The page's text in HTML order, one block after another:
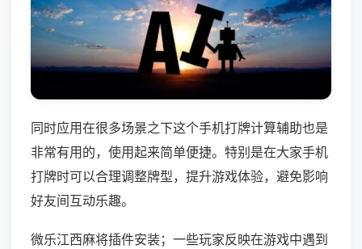
同时应用在很多场景之下这个手机打牌计算辅助也是
非常有用的，使用起来简单便捷。特别是在大家手机
打牌时可以合理调整牌型，提升游戏体验，避免影响
好友间互动乐趣。
微乐江西麻将插件安装；一些玩家反映在游戏中遇到